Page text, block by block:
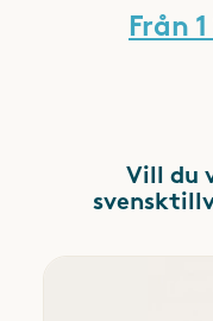
Från
Vill du